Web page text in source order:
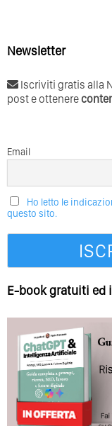
Newsletter
Iscriviti gratis alla
post e ottenere
Email
Ho letto le
questo sito.
E-book gratuiti ed